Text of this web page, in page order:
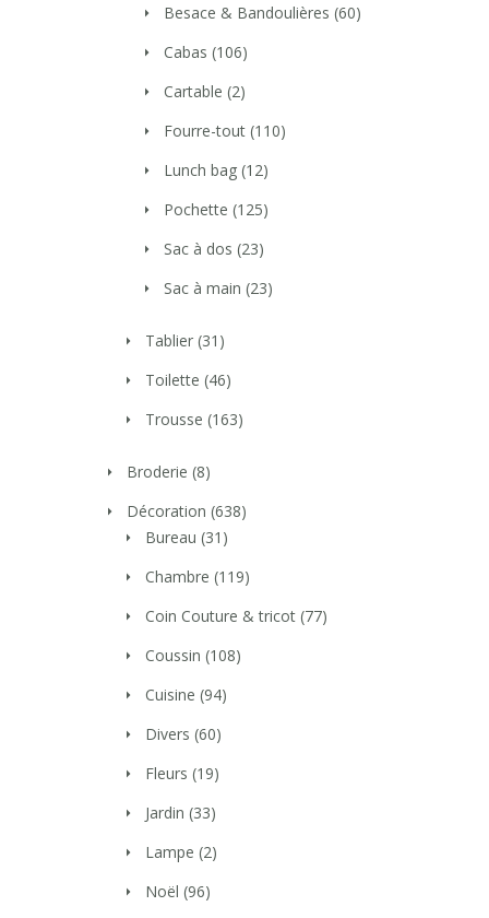
Besace & Bandoulières (60)
Cabas (106)
Cartable (2)
Fourre-tout (110)
Lunch bag (12)
Pochette (125)
Sac à dos (23)
Sac à main (23)
Tablier (31)
Toilette (46)
Trousse (163)
Broderie (8)
Décoration (638)
Bureau (31)
Chambre (119)
Coin Couture & tricot (77)
Coussin (108)
Cuisine (94)
Divers (60)
Fleurs (19)
Jardin (33)
Lampe (2)
Noël (96)